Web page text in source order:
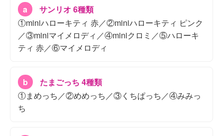
a
サンリオ 6種類
①miniハローキティ 赤／②miniハローキティ ピンク
／③miniマイメロディ／④miniクロミ／⑤ハローキ
ティ 赤／⑥マイメロディ
b
たまごっち 4種類
①まめっち／②めめっち／③くちぱっち／④みみっ
ち